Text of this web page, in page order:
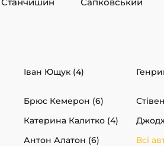
Іван Ющук (4)
Брюс Кемерон (6)
Катерина Калитко (4)
Антон Алатон (6) Всі